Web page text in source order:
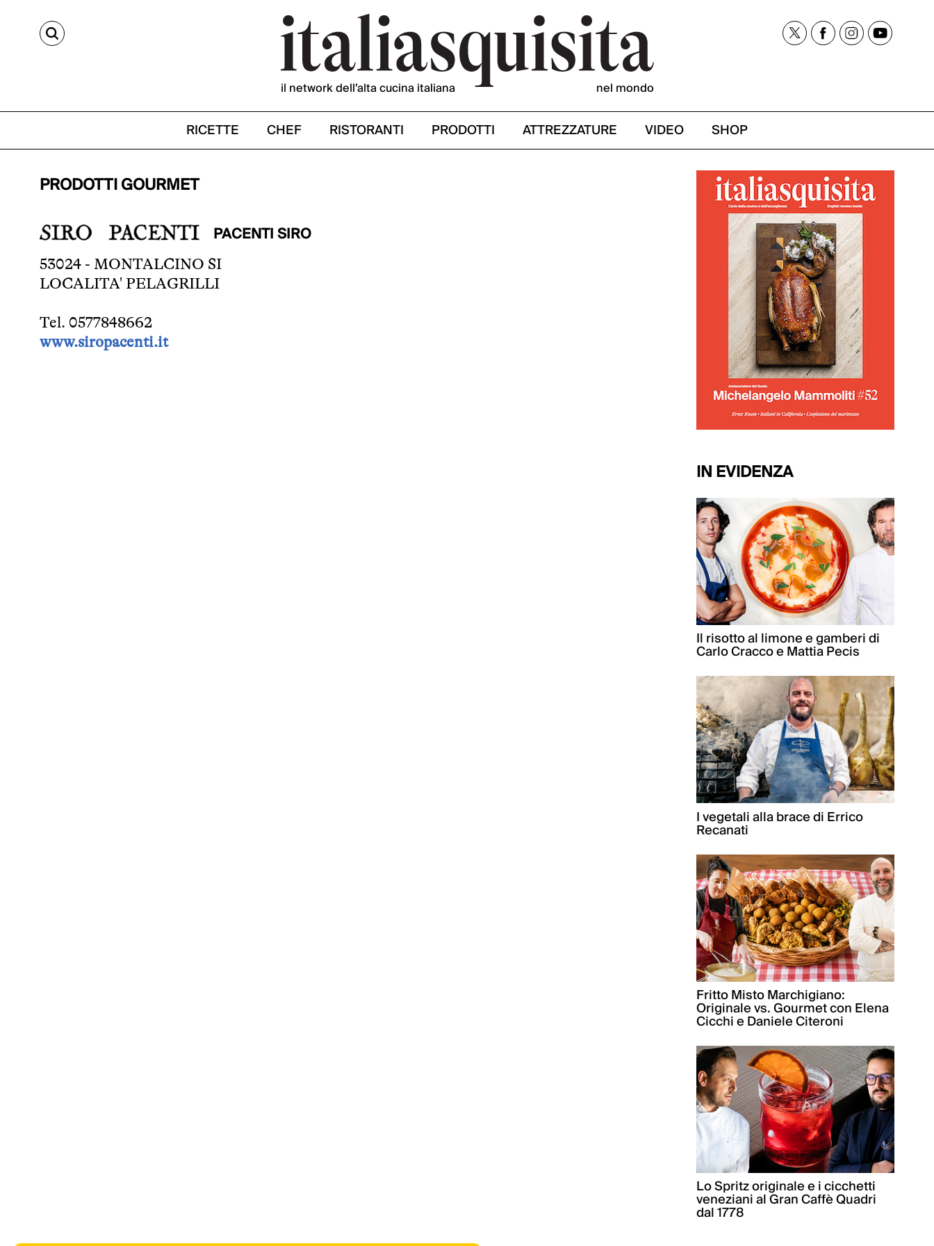
CERCA
il network dell’alta cucina italiana nel mondo
RICETTE CHEF RISTORANTI PRODOTTI ATTREZZATURE VIDEO SHOP
PRODOTTI GOURMET
PACENTI SIRO
53024 - MONTALCINO SI
LOCALITA' PELAGRILLI
Tel. 0577848662
www.siropacenti.it
IN EVIDENZA
Il risotto al limone e gamberi di
Carlo Cracco e Mattia Pecis
I vegetali alla brace di Errico
Recanati
Fritto Misto Marchigiano:
Originale vs. Gourmet con Elena
Cicchi e Daniele Citeroni
Lo Spritz originale e i cicchetti
veneziani al Gran Caffè Quadri
dal 1778